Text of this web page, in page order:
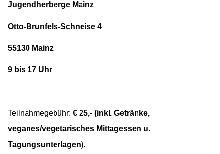
Jugendherberge Mainz
Otto-Brunfels-Schneise 4
55130 Mainz
9 bis 17 Uhr
Teilnahmegebühr: € 25,- (inkl. Getränke,
veganes/vegetarisches Mittagessen u.
Tagungsunterlagen).